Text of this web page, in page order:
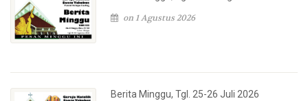
on 1 Agustus 2026
Berita Minggu, Tgl. 25-26 Juli 2026